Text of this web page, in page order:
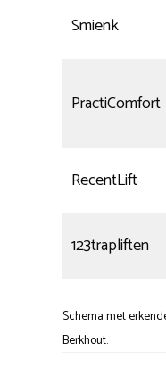
Smienk
PractiComfort
RecentLift
123trapliften
Schema met
Berkhout.